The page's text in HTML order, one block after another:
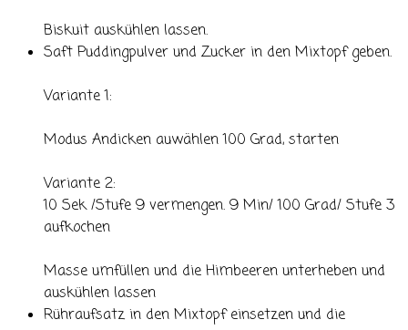
Biskuit auskühlen lassen.
Saft Puddingpulver und Zucker in den Mixtopf geben.
Variante 1:
Modus Andicken auwählen 100 Grad, starten
Variante 2:
10 Sek /Stufe 9 vermengen. 9 Min/ 100 Grad/ Stufe 3
aufkochen
Masse umfüllen und die Himbeeren unterheben und
auskühlen lassen
Rühraufsatz in den Mixtopf einsetzen und die